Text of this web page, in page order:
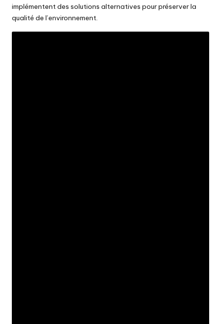
implémentent des solutions alternatives pour préserver la
qualité de l’environnement.